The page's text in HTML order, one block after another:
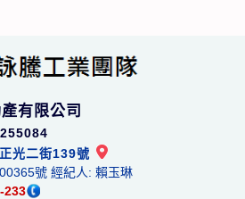
有限公司
光二街139號
號 經紀人: 賴玉琳
233